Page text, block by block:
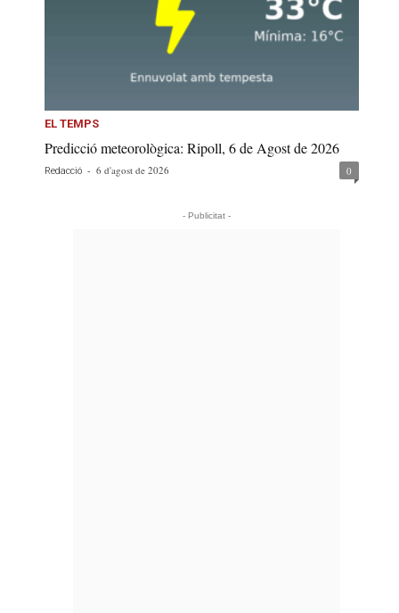
EL TEMPS
Predicció meteorològica: Ripoll, 6 de Agost de 2026
Redacció - 6 d'agost de 2026 0
- Publicitat -